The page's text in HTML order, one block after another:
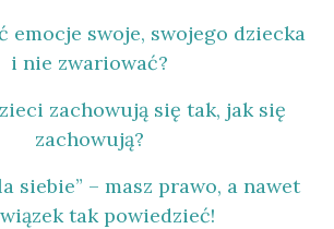
emocje swoje, swojego dziecka
i nie zwariować?
zachowują się tak, jak się
zachowują?
siebie” – masz prawo, a nawet
tak powiedzieć!​